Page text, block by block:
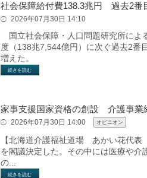
社会保障給付費138.3兆円 過去2番
2026年07月30日 14:10
国立社会保障・人口問題研究所によ
度（138兆7,544億円）に次ぐ過去2番
増えた。
続きを読む
家事支援国家資格の創設 介護事業
2026年07月30日 14:00 オピニオン
【北海道介護福祉道場 あかい花代
を閣議決定した。その中には医療や
の...
続きを読む